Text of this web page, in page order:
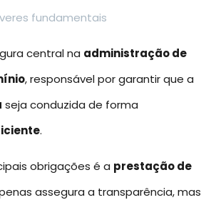
fundamentais
central na administração de
, responsável por garantir que a
seja conduzida de forma
.
obrigações é a prestação de
assegura a transparência, mas